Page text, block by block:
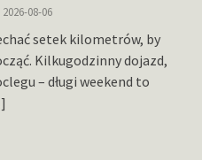
08-06
setek kilometrów, by
Kilkugodzinny dojazd,
– długi weekend to